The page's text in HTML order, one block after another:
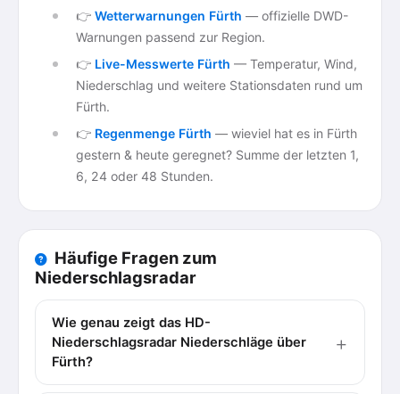
👉 Wetterwarnungen Fürth — offizielle DWD-
Warnungen passend zur Region.
👉 Live-Messwerte Fürth — Temperatur, Wind,
Niederschlag und weitere Stationsdaten rund um
Fürth.
👉 Regenmenge Fürth — wieviel hat es in Fürth
gestern & heute geregnet? Summe der letzten 1,
6, 24 oder 48 Stunden.
Häufige Fragen zum
Niederschlagsradar
Wie genau zeigt das HD-
Niederschlagsradar Niederschläge über
Fürth?